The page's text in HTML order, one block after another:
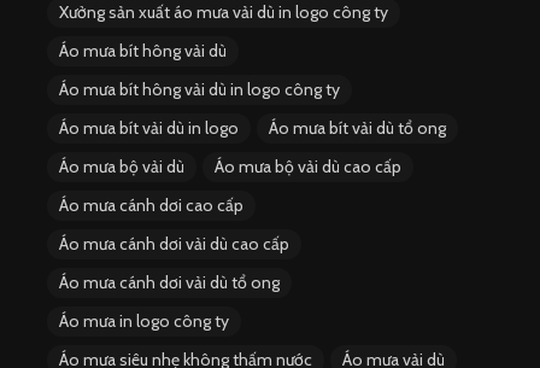
Xưởng sản xuất áo mưa vải dù in logo công ty
Áo mưa bít hông vải dù
Áo mưa bít hông vải dù in logo công ty
Áo mưa bít vải dù in logo
Áo mưa bít vải dù tổ ong
Áo mưa bộ vải dù
Áo mưa bộ vải dù cao cấp
Áo mưa cánh dơi cao cấp
Áo mưa cánh dơi vải dù cao cấp
Áo mưa cánh dơi vải dù tổ ong
Áo mưa in logo công ty
Áo mưa siêu nhẹ không thấm nước
Áo mưa vải dù